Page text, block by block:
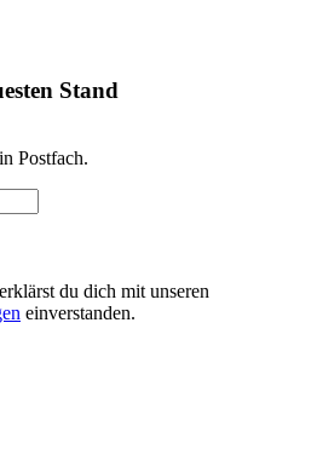
Stand
Postfach.
du dich mit unseren
einverstanden.